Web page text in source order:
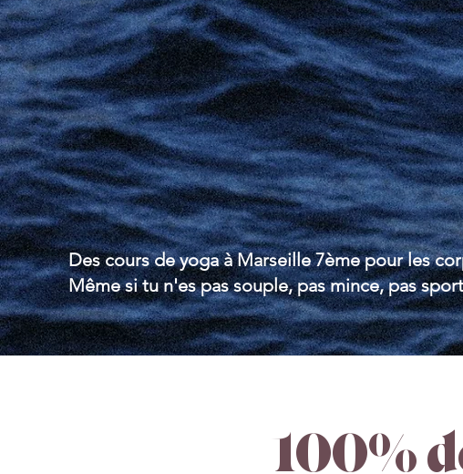
et
Des cours de yoga à Marseille 7ème pour les
Même si tu n'es pas souple, pas mince, pas
100%